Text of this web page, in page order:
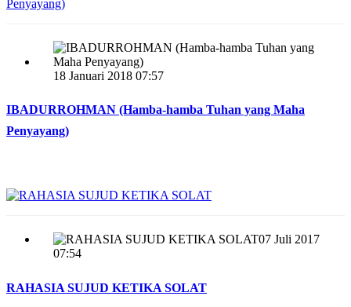
18 Januari 2018 07:57
IBADURROHMAN (Hamba-hamba Tuhan yang Maha
Penyayang)
07 Juli 2017
07:54
RAHASIA SUJUD KETIKA SOLAT